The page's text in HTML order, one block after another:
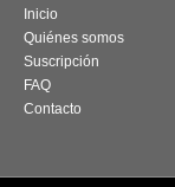
Inicio
Quiénes somos
Suscripción
FAQ
Contacto